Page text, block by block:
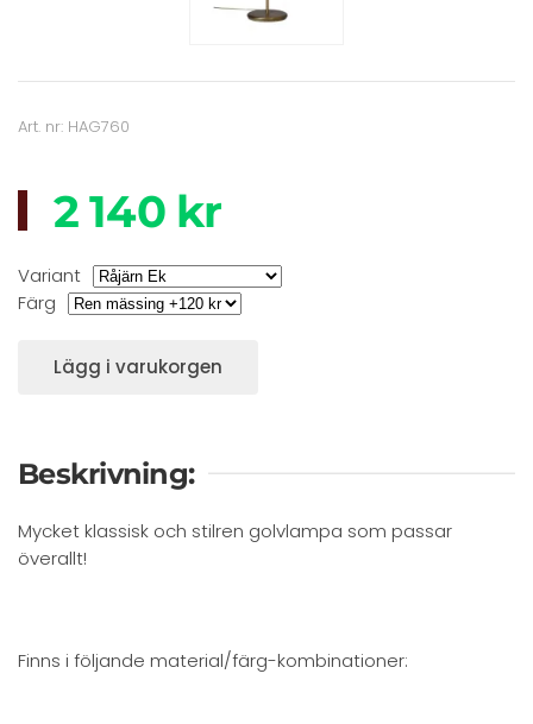
Art. nr: HAG760
2 140 kr
Variant
Färg
Lägg i varukorgen
Beskrivning:
Mycket klassisk och stilren golvlampa som passar
överallt!
Finns i följande material/färg-kombinationer: